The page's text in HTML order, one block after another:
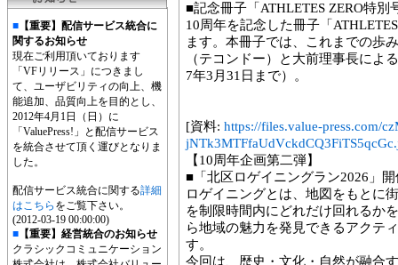
■ 【重要】配信サービス統合に
関するお知らせ
現在ご利用頂いております
「VFリリース」につきまし
て、ユーザビリティの向上、機
能追加、品質向上を目的とし、
2012年4月1日（日）に
「ValuePress!」と配信サービス
を統合させて頂く運びとなりま
した。
配信サービス統合に関する詳細
はこちら をご覧下さい。
(2012-03-19 00:00:00)
■ 【重要】経営統合のお知らせ
クラシックコミュニケーション
■記念冊子「ATHLETES ZERO特別
10周年を記念した冊子「
ます。本冊子では、これまでの歩
（テコンドー）と大前理事長によ
7年3月31日まで）。
[資料: https://files.value-press.com/
【10周年企画第二弾】
■「北区ロゲイニングラン2026」開
ロゲイニングとは、地図をもとに
を制限時間内にどれだけ回れるか
ら地域の魅力を発見できるアクテ
す。
今回は、歴史・文化・自然が融合